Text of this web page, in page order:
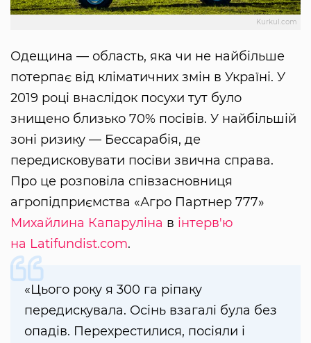
Kurkul.com
Одещина — область, яка чи не найбільше
потерпає від кліматичних змін в Україні. У
2019 році внаслідок посухи тут було
знищено близько 70% посівів. У найбільшій
зоні ризику — Бессарабія, де
передисковувати посіви звична справа.
Про це розповіла співзасновниця
агропідприємства «Агро Партнер 777»
Михайлина Капаруліна в інтерв'ю
на Latifundist.com.
«Цього року я 300 га ріпаку
передискувала. Осінь взагалі була без
опадів. Перехрестилися, посіяли і